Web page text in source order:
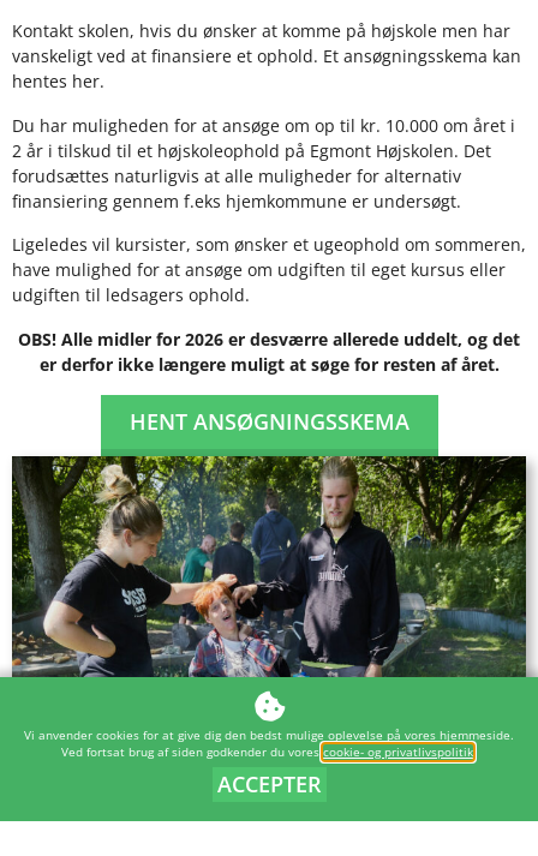
Kontakt skolen, hvis du ønsker at komme på højskole men har
vanskeligt ved at finansiere et ophold. Et ansøgningsskema kan
hentes her.
Du har muligheden for at ansøge om op til kr. 10.000 om året i
2 år i tilskud til et højskoleophold på Egmont Højskolen. Det
forudsættes naturligvis at alle muligheder for alternativ
finansiering gennem f.eks hjemkommune er undersøgt.
Ligeledes vil kursister, som ønsker et ugeophold om sommeren,
have mulighed for at ansøge om udgiften til eget kursus eller
udgiften til ledsagers ophold.
OBS! Alle midler for 2026 er desværre allerede uddelt, og det
er derfor ikke længere muligt at søge for resten af året.
HENT ANSØGNINGSSKEMA
Vi anvender cookies for at give dig den bedst mulige oplevelse på vores hjemmeside.
Ved fortsat brug af siden godkender du vores cookie- og privatlivspolitik
ACCEPTER